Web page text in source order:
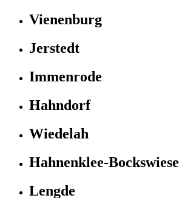
Vienenburg
Jerstedt
Immenrode
Hahndorf
Wiedelah
Hahnenklee-Bockswiese
Lengde